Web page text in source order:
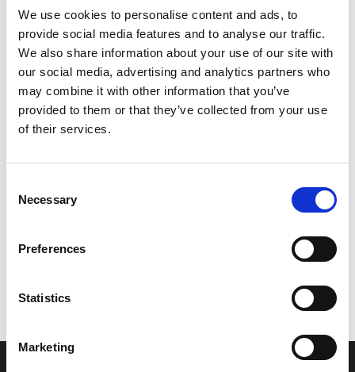
We use cookies to personalise content and ads, to
provide social media features and to analyse our traffic.
We also share information about your use of our site with
our social media, advertising and analytics partners who
may combine it with other information that you’ve
provided to them or that they’ve collected from your use
of their services.
Selection
Necessary
Preferences
Statistics
Marketing
18,63 DKK
34,99 DKK
Du sparer: 16,36 DKK
Størrelse:
Vi oplever i øjeblikket store og hyppige prisændringer i markedet.
Derfor kan der i enkelte tilfælde være produkter, som ikke kan
leveres, eller hvor prisen afviger fra det viste. Vi kontakter dig